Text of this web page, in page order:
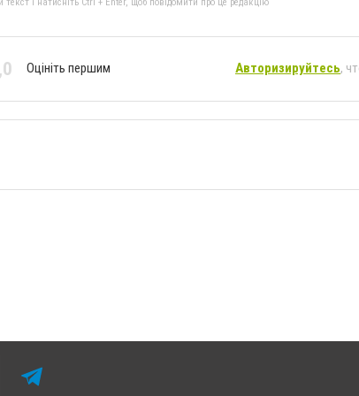
Оцініть першим Авторизируйтесь,